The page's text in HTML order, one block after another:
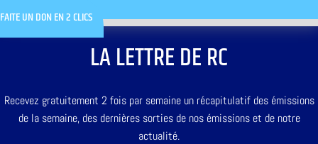
FAITE UN DON EN 2 CLICS
LA LETTRE DE RC
Recevez gratuitement 2 fois par semaine un récapitulatif des émissions
de la semaine, des dernières sorties de nos émissions et de notre
actualité.